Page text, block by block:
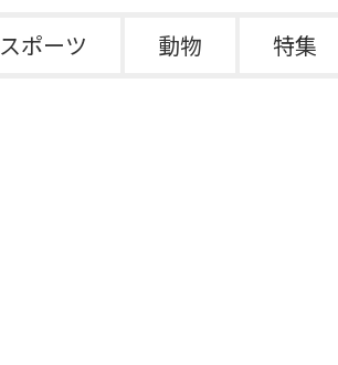
スポーツ 動物 特集